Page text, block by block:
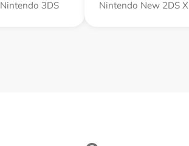
Nintendo 3DS Nintendo New 2DS